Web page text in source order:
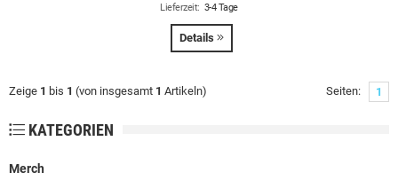
Lieferzeit: 3-4 Tage
Details
Zeige 1 bis 1 (von insgesamt 1 Artikeln) Seiten: 1
KATEGORIEN
Merch